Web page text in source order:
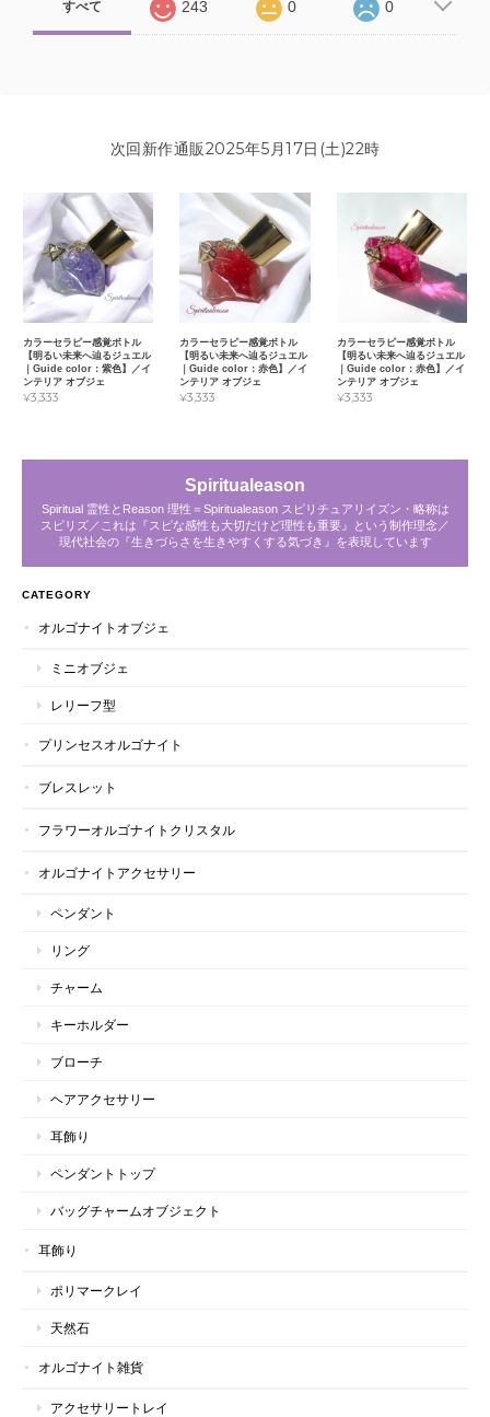
すべて 243 0 0
次回新作通販2025年5月17日(土)22時
カラーセラピー感覚ボトル
【明るい未来へ辿るジュエル
｜Guide color：紫色】／イ
ンテリア オブジェ
¥3,333
カラーセラピー感覚ボトル
【明るい未来へ辿るジュエル
｜Guide color：赤色】／イ
ンテリア オブジェ
¥3,333
カラーセラピー感覚ボトル
【明るい未来へ辿るジュエル
｜Guide color：赤色】／イ
ンテリア オブジェ
¥3,333
Spiritualeason
Spiritual 霊性とReason 理性＝Spiritualeason スピリチュアリイズン・略称は
スピリズ／これは『スピな感性も大切だけど理性も重要』という制作理念／
現代社会の『生きづらさを生きやすくする気づき』を表現しています
CATEGORY
オルゴナイトオブジェ
ミニオブジェ
レリーフ型
プリンセスオルゴナイト
ブレスレット
フラワーオルゴナイトクリスタル
オルゴナイトアクセサリー
ペンダント
リング
チャーム
キーホルダー
ブローチ
ヘアアクセサリー
耳飾り
ペンダントトップ
バッグチャームオブジェクト
耳飾り
ポリマークレイ
天然石
オルゴナイト雑貨
アクセサリートレイ